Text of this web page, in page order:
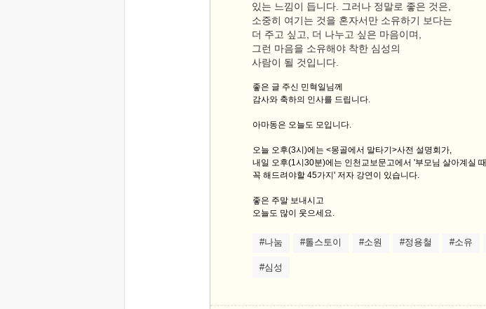
있는 느낌이 듭니다. 그러나 정말로 좋은 것은,
소중히 여기는 것을 혼자서만 소유하기 보다는
더 주고 싶고, 더 나누고 싶은 마음이며,
그런 마음을 소유해야 착한 심성의
사람이 될 것입니다.
좋은 글 주신 민혁일님께
감사와 축하의 인사를 드립니다.
아마동은 오늘도 모입니다.
오늘 오후(3시)에는 <몽골에서 말타기>사전 설명회가,
내일 오후(1시30분)에는 인천교보문고에서 '부모님 살아계실 때
꼭 해드려야할 45가지' 저자 강연이 있습니다.
좋은 주말 보내시고
오늘도 많이 웃으세요.
#나눔 #톨스토이 #소원 #정용철 #소유
#심성